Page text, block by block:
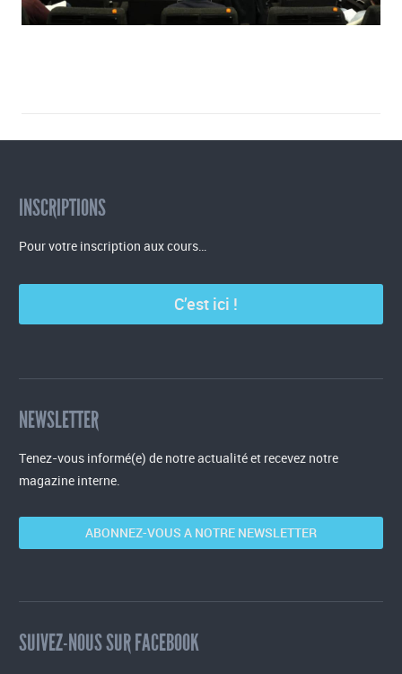
INSCRIPTIONS
Pour votre inscription aux cours…
C’est ici !
NEWSLETTER
Tenez-vous informé(e) de notre actualité et recevez notre
magazine interne.
ABONNEZ-VOUS A NOTRE NEWSLETTER
SUIVEZ-NOUS SUR FACEBOOK